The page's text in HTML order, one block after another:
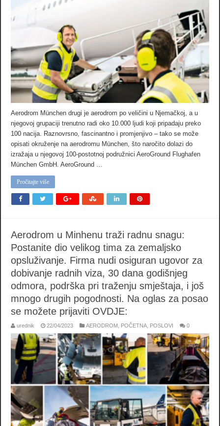
Aerodrom München drugi je aerodrom po veličini u Njemačkoj, a u
njegovoj grupaciji trenutno radi oko 10.000 ljudi koji pripadaju preko
100 nacija. Raznovrsno, fascinantno i promjenjivo – tako se može
opisati okruženje na aerodromu München, što naročito dolazi do
izražaja u njegovoj 100-postotnoj podružnici AeroGround Flughafen
München GmbH. AeroGround …
Pročitajte više
Aerodrom u Minhenu traži radnu snagu:
Postanite dio velikog tima za zemaljsko
opsluživanje. Firma nudi osiguran ugovor za
dobivanje radnih viza, 30 dana godišnjeg
odmora, podrška pri traženju smještaja, i još
mnogo drugih pogodnosti. Na oglas za posao
se možete prijaviti OVDJE:
urednik 22/04/2023 AERODROM POČETNA POSLOVI 0